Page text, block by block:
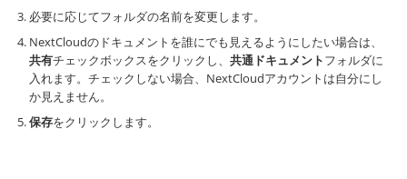
必要に応じてフォルダの名前を変更します。
NextCloudのドキュメントを誰にでも見えるようにしたい場合は、
共有チェックボックスをクリックし、 共通ドキュメントフォルダに
入れます。チェックしない場合、NextCloudアカウントは自分にし
か見えません。
保存をクリックします。